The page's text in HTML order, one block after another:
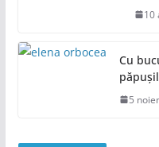
10
Cu
5